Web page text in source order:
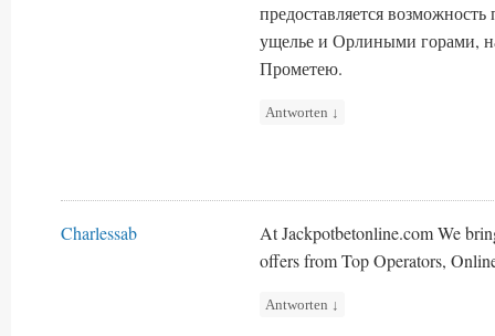
предоставляется
ущелье и Орлиными горами,
Прометею.
Antworten ↓
Charlessab
At Jackpotbetonline.com We
offers from Top Operators,
Antworten ↓